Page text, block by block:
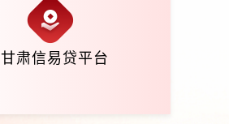
甘肃信易贷平台